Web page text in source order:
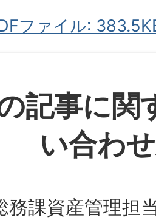
ファイル:
記事に関
い合わ
務課資産管理担